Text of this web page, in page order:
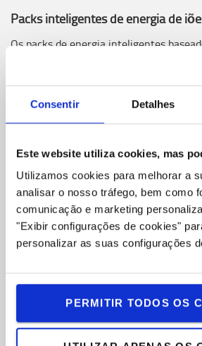
Consentir Detalhes
Este website utiliza cookies, mas
Utilizamos cookies para melhorar a
analisar o nosso tráfego, bem como
comunicação e marketing
"Exibir configurações de cookies"
personalizar as suas configurações
PERMITIR TODOS OS
Packs inteligentes de energia de
Os packs de energia inteligentes
bateria de iões de lítio de alta
permitem a máxima eficiência